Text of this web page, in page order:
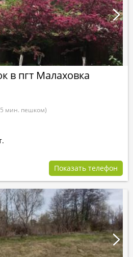
в пгт Малаховка
мин. пешком)
Показать телефон